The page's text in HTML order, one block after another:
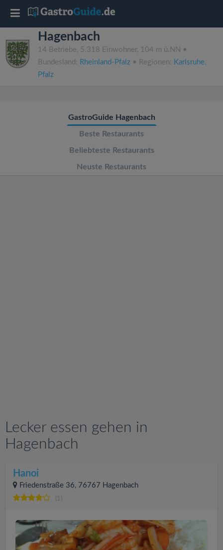
Hagenbach
14 Betriebe, 5.318 Einwohner, 104 m ü.NN •
Bundesland: Rheinland-Pfalz • Regionen: Karlsruhe,
Pfalz
GastroGuide Hagenbach
Beste Restaurants
Beliebteste Restaurants
Neuste Restaurants
Lecker essen gehen in
Hagenbach
Hanoi
Friedenstraße 36, 76767 Hagenbach
(1)
T
o
g